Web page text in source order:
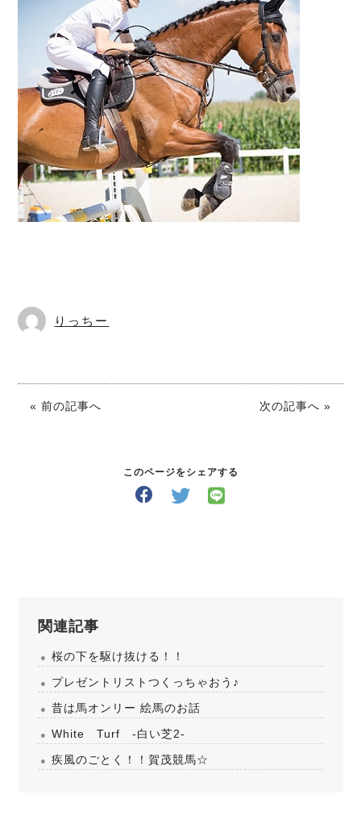
りっちー
« 前の記事へ 次の記事へ »
このページをシェアする
関連記事
桜の下を駆け抜ける！！
プレゼントリストつくっちゃおう♪
昔は馬オンリー 絵馬のお話
White Turf -白い芝2-
疾風のごとく！！賀茂競馬☆